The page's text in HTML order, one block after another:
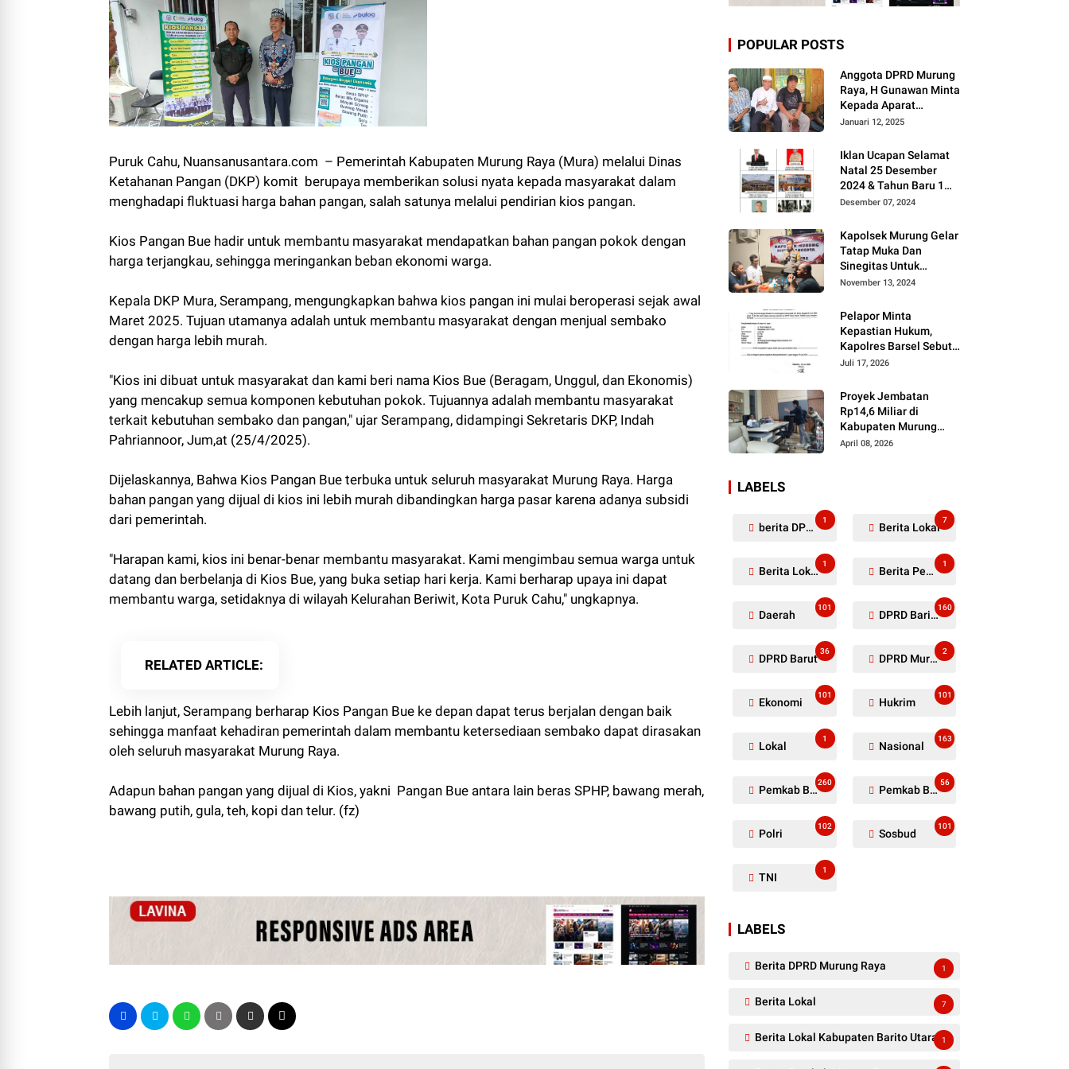
Puruk Cahu, Nuansanusantara.com – Pemerintah Kabupaten Murung Raya (Mura) melalui Dinas
Ketahanan Pangan (DKP) komit berupaya memberikan solusi nyata kepada masyarakat dalam
menghadapi fluktuasi harga bahan pangan, salah satunya melalui pendirian kios pangan.
Kios Pangan Bue hadir untuk membantu masyarakat mendapatkan bahan pangan pokok dengan
harga terjangkau, sehingga meringankan beban ekonomi warga.
Kepala DKP Mura, Serampang, mengungkapkan bahwa kios pangan ini mulai beroperasi sejak awal
Maret 2025. Tujuan utamanya adalah untuk membantu masyarakat dengan menjual sembako
dengan harga lebih murah.
"Kios ini dibuat untuk masyarakat dan kami beri nama Kios Bue (Beragam, Unggul, dan Ekonomis)
yang mencakup semua komponen kebutuhan pokok. Tujuannya adalah membantu masyarakat
terkait kebutuhan sembako dan pangan," ujar Serampang, didampingi Sekretaris DKP, Indah
Pahriannoor, Jum,at (25/4/2025).
Dijelaskannya, Bahwa Kios Pangan Bue terbuka untuk seluruh masyarakat Murung Raya. Harga
bahan pangan yang dijual di kios ini lebih murah dibandingkan harga pasar karena adanya subsidi
dari pemerintah.
"Harapan kami, kios ini benar-benar membantu masyarakat. Kami mengimbau semua warga untuk
datang dan berbelanja di Kios Bue, yang buka setiap hari kerja. Kami berharap upaya ini dapat
membantu warga, setidaknya di wilayah Kelurahan Beriwit, Kota Puruk Cahu," ungkapnya.
RELATED ARTICLE
Lebih lanjut, Serampang berharap Kios Pangan Bue ke depan dapat terus berjalan dengan baik
sehingga manfaat kehadiran pemerintah dalam membantu ketersediaan sembako dapat dirasakan
oleh seluruh masyarakat Murung Raya.
Adapun bahan pangan yang dijual di Kios, yakni Pangan Bue antara lain beras SPHP, bawang merah,
bawang putih, gula, teh, kopi dan telur. (fz)
POPULAR POSTS
Anggota DPRD Murung
Raya, H Gunawan Minta
Kepada Aparat
Berantas judi dan
Instruksi Presiden RI
Januari 12, 2025
Iklan Ucapan Selamat
Natal 25 Desember
2024 & Tahun Baru 1
Januari 2025
Desember 07, 2024
Kapolsek Murung Gelar
Tatap Muka Dan
Sinegitas Untuk
Menjaga Situasi
Kondusif Dengan Insan
Pers
November 13, 2024
Pelapor Minta
Kepastian Hukum,
Kapolres Barsel Sebut
Dugaan Penyerobotan
Juli 17, 2026
Proyek Jembatan
Rp14,6 Miliar di
Kabupaten Murung
Raya Mangkrak,
April 08, 2026
LABELS
berita DPRD Murung Raya
1
Berita Lokal
7
Berita Lokal Kabupaten Barito Utara
1
Berita Pemkab Murung Raya
1
Daerah
101
DPRD Barito Utara
160
DPRD Barut
36
DPRD Murung Raya
2
Ekonomi
101
Hukrim
101
Lokal
1
Nasional
163
Pemkab Barito Utara
260
Pemkab Barut
56
Polri
102
Sosbud
101
TNI
1
LABELS
Berita DPRD Murung Raya 1
Berita Lokal 7
Berita Lokal Kabupaten Barito Utara 1